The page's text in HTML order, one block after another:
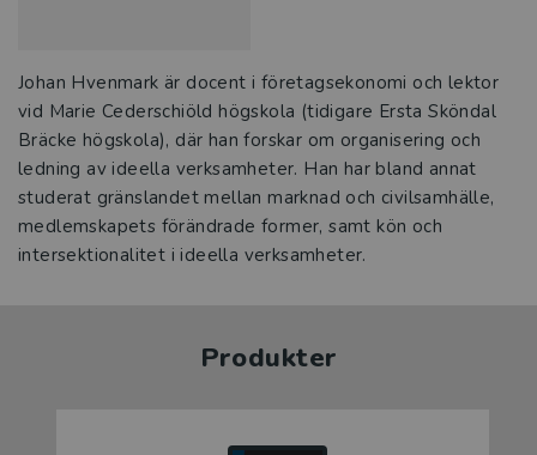
Johan Hvenmark är docent i företagsekonomi och lektor
vid Marie Cederschiöld högskola (tidigare Ersta Sköndal
Bräcke högskola), där han forskar om organisering och
ledning av ideella verksamheter. Han har bland annat
studerat gränslandet mellan marknad och civilsamhälle,
medlemskapets förändrade former, samt kön och
intersektionalitet i ideella verksamheter.
Produkter